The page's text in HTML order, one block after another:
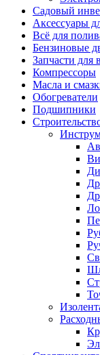
Садовый
Аксессуары
Всё для
Бензиновые
Запчасти для
Компрессоры
Масла и
Обогреватели
Подшипники